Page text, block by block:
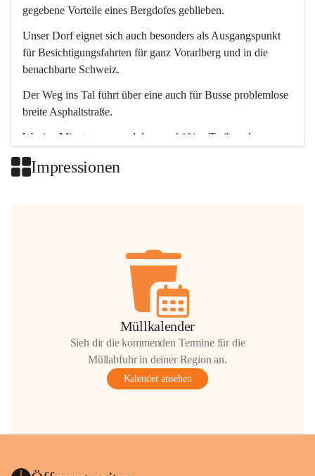
gegebene Vorteile eines Bergdofes geblieben.
Unser Dorf eignet sich auch besonders als Ausgangspunkt
für Besichtigungsfahrten für ganz Vorarlberg und in die
benachbarte Schweiz.
Der Weg ins Tal führt über eine auch für Busse problemlose
breite Asphaltstraße.
Wenige Minuten nur, und das geschäftige Treiben der
Impressionen
Müllkalender
Sieh dir die kommenden Termine für die
Müllabfuhr in deiner Region an.
Kalender ansehen